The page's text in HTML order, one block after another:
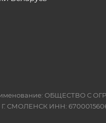
ОБЩЕСТВО
ИНН: